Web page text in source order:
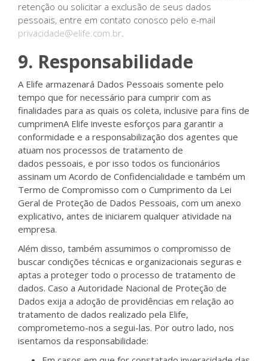
retenção ou solicitar a exclusão de seus dados
pessoais, entre em contato conosco pelo e-mail
privacidade@elife.com.br.
9. Responsabilidade
A Elife armazenará Dados Pessoais somente pelo
tempo que for necessário para cumprir com as
finalidades para as quais os coleta, inclusive para fins de
cumprimenA Elife investe esforços para garantir a
conformidade e a responsabilização dos agentes que
atuam nos processos de tratamento de
dados pessoais, e por isso todos os funcionários
assinam um Acordo de Confidencialidade e também um
Termo de Compromisso com o Cumprimento da Lei
Geral de Proteção de Dados Pessoais, com um anexo
explicativo, antes de iniciarem qualquer atividade na
empresa.
Além disso, também assumimos o compromisso de
buscar condições técnicas e organizacionais seguras e
aptas a proteger todo o processo de tratamento de
dados. Caso a Autoridade Nacional de Proteção de
Dados exija a adoção de providências em relação ao
tratamento de dados realizado pela Elife,
comprometemo-nos a segui-las. Por outro lado, nos
isentamos da responsabilidade: